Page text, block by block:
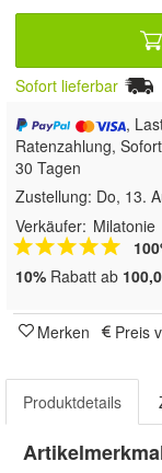
Sofort lieferbar
,
Ratenzahlung,
30 Tagen
Zustellung: Do, 13.
Verkäufer: Milatonie
10% Rabatt ab
Merken Preis
Produktdetails